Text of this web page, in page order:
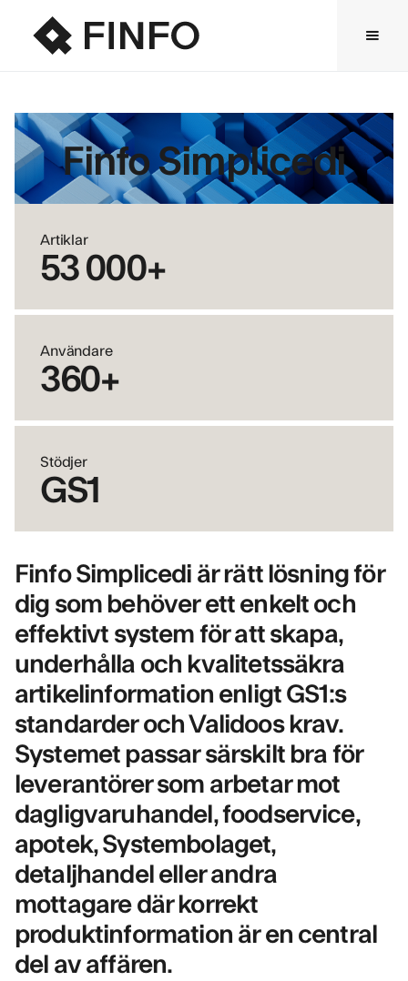
Finfo Simplicedi
Artiklar
53 000+
Användare
360+
Stödjer
GS1
Finfo Simplicedi är rätt lösning för
dig som behöver ett enkelt och
effektivt system för att skapa,
underhålla och kvalitetssäkra
artikelinformation enligt GS1:s
standarder och Validoos krav.
Systemet passar särskilt bra för
leverantörer som arbetar mot
dagligvaruhandel, foodservice,
apotek, Systembolaget,
detaljhandel eller andra
mottagare där korrekt
produktinformation är en central
del av affären.